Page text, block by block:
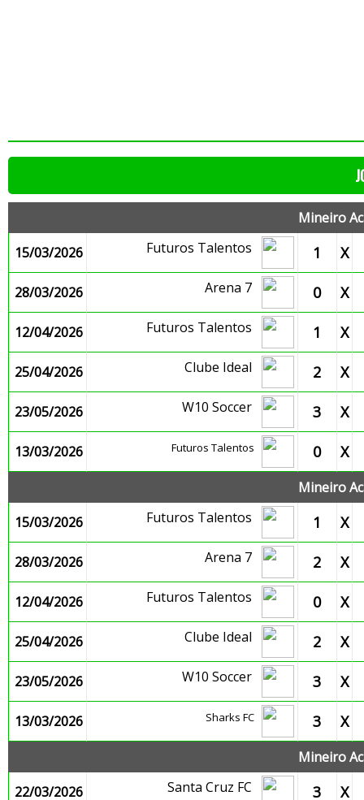
Mineiro
15/03/2026
Futuros Talentos 1 X
28/03/2026 Arena 7 0 X
12/04/2026 Futuros Talentos 1 X
25/04/2026 Clube Ideal 2 X
23/05/2026 W10 Soccer 3 X
13/03/2026 Futuros Talentos 0 X
Mineiro
15/03/2026
Futuros Talentos 1 X
28/03/2026 Arena 7 2 X
12/04/2026 Futuros Talentos 0 X
25/04/2026 Clube Ideal 2 X
23/05/2026 W10 Soccer 3 X
13/03/2026 Sharks FC 3 X
Mineiro
22/03/2026
Santa Cruz FC 3 X